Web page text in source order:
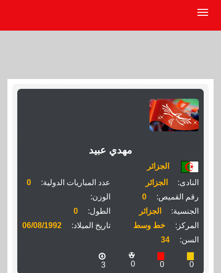
مهدي عبيد
الجزائر
النادى:
الجزائر عدد المباريات الدولية:
0
رقم القميص:
0
الوزن:
الجنسية:
الجزائر الطول:
0
المركز:
خط وسط تاريخ الميلاد:
06/08/1992
السن:
34
0
0
0
3